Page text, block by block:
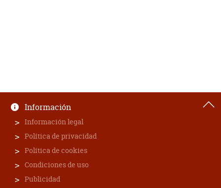
Información
Información legal
Política de privacidad
Política de cookies
Condiciones de uso
Publicidad